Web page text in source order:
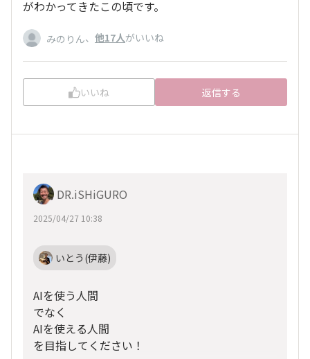
がわかってきたこの頃です。
みのりん、 他17人がいいね
いいね 返信する
DR.iSHiGURO
2025/04/27 10:38
いとう(伊藤)
AIを使う人間
でなく
AIを使える人間
を目指してください！